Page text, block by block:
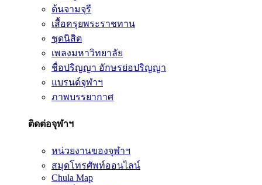
ต้นจามจุรี
เสื้อครุยพระราชทาน
ชุดนิสิต
เพลงมหาวิทยาลัย
ชื่อปริญญา อักษรย่อปริญญา
แบรนด์จุฬาฯ
ภาพบรรยากาศ
ติดต่อจุฬาฯ
หน่วยงานของจุฬาฯ
สมุดโทรศัพท์ออนไลน์
Chula Map